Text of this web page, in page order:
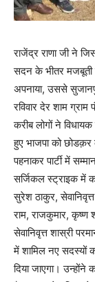
राजेंद्र राणा जी ने
सदन के भीतर मजबूती
अपनाया, उससे
रविवार देर शाम
करीब लोगों ने विधायक
हुए भाजपा को छोडक़र
पहनाकर पार्टी में
सर्जिकल स्ट्राइक में
सुरेश ठाकुर,
राम, राजकुमार, कृष्ण
सेवानिवृत्त शास्री
में शामिल नए सदस्यों
दिया जाएगा। उन्होंने